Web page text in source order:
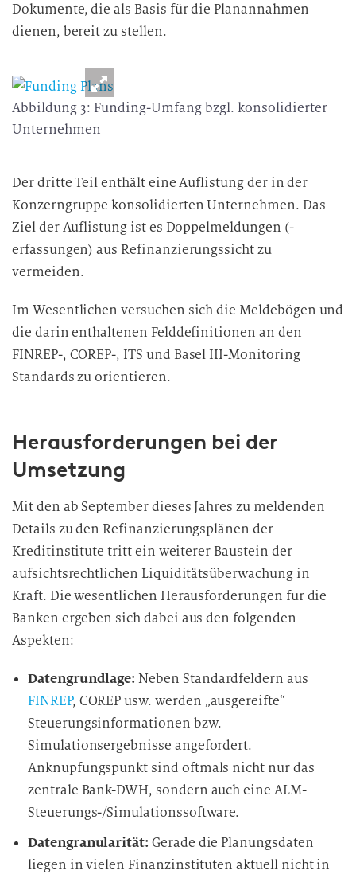
Dokumente, die als Basis für die Planannahmen
dienen, bereit zu stellen.
Abbildung 3: Funding-Umfang bzgl. konsolidierter
Unternehmen
Der dritte Teil enthält eine Auflistung der in der
Konzerngruppe konsolidierten Unternehmen. Das
Ziel der Auflistung ist es Doppelmeldungen (-
erfassungen) aus Refinanzierungssicht zu
vermeiden.
Im Wesentlichen versuchen sich die Meldebögen und
die darin enthaltenen Felddefinitionen an den
FINREP-, COREP-, ITS und Basel III-Monitoring
Standards zu orientieren.
Herausforderungen bei der
Umsetzung
Mit den ab September dieses Jahres zu meldenden
Details zu den Refinanzierungsplänen der
Kreditinstitute tritt ein weiterer Baustein der
aufsichtsrechtlichen Liquiditätsüberwachung in
Kraft. Die wesentlichen Herausforderungen für die
Banken ergeben sich dabei aus den folgenden
Aspekten:
Datengrundlage: Neben Standardfeldern aus
FINREP, COREP usw. werden „ausgereifte“
Steuerungsinformationen bzw.
Simulationsergebnisse angefordert.
Anknüpfungspunkt sind oftmals nicht nur das
zentrale Bank-DWH, sondern auch eine ALM-
Steuerungs-/Simulationssoftware.
Datengranularität: Gerade die Planungsdaten
liegen in vielen Finanzinstituten aktuell nicht in